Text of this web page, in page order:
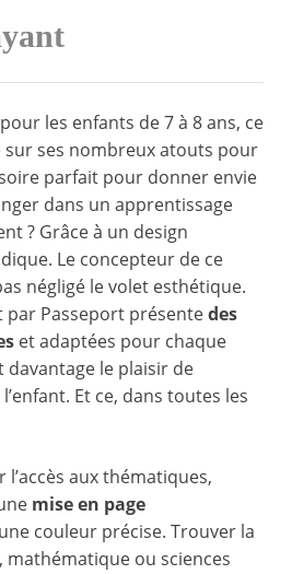
les enfants de 7 à 8 ans, ce
sur ses nombreux atouts pour
parfait pour donner envie
dans un apprentissage
? Grâce à un design
Le concepteur de ce
négligé le volet esthétique.
par Passeport présentedes
et adaptées pour chaque
davantage le plaisir de
Et ce, dans toutes les
aux thématiques,
mise en page
couleur précise. Trouver la
ou sciences